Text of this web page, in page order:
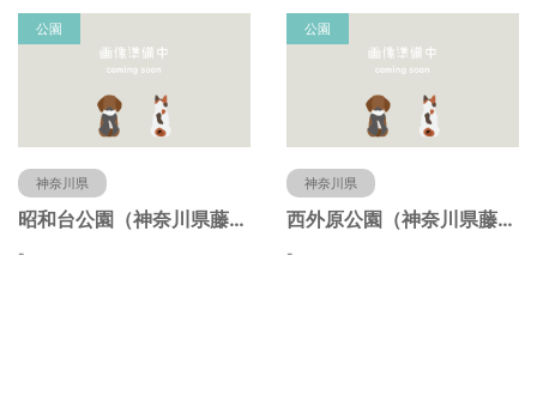
公園
神奈川県
昭和台公園（神奈川県藤沢市）
-
公園
神奈川県
西外原公園（神奈川県藤沢市）
-